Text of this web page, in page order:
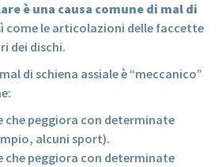
è una causa comune di mal di
come le articolazioni delle faccette
dei dischi.
di schiena assiale è “meccanico”
che peggiora con determinate
alcuni sport).
che peggiora con determinate